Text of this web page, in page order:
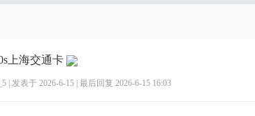
上海交通卡
发表于 2026-6-15 最后回复 2026-6-15 16:03